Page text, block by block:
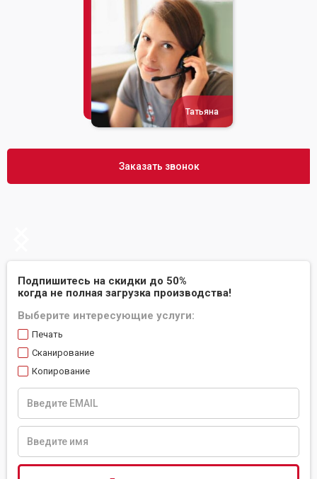
Татьяна
Заказать звонок
Подпишитесь на скидки до 50%
когда не полная загрузка производства!
Выберите интересующие услуги:
Печать
Сканирование
Копирование